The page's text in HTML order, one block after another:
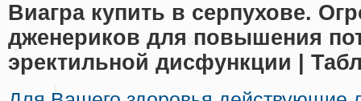
Виагра купить в серпухове.
дженериков для повышения
эректильной дисфункции |